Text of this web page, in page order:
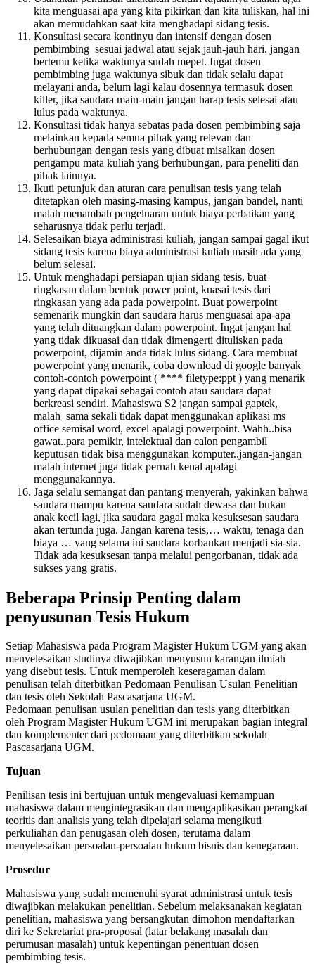
kita menguasai apa yang kita pikirkan dan kita tuliskan, hal ini
akan memudahkan saat kita menghadapi sidang tesis.
Konsultasi secara kontinyu dan intensif dengan dosen
pembimbing sesuai jadwal atau sejak jauh-jauh hari. jangan
bertemu ketika waktunya sudah mepet. Ingat dosen
pembimbing juga waktunya sibuk dan tidak selalu dapat
melayani anda, belum lagi kalau dosennya termasuk dosen
killer, jika saudara main-main jangan harap tesis selesai atau
lulus pada waktunya.
Konsultasi tidak hanya sebatas pada dosen pembimbing saja
melainkan kepada semua pihak yang relevan dan
berhubungan dengan tesis yang dibuat misalkan dosen
pengampu mata kuliah yang berhubungan, para peneliti dan
pihak lainnya.
Ikuti petunjuk dan aturan cara penulisan tesis yang telah
ditetapkan oleh masing-masing kampus, jangan bandel, nanti
malah menambah pengeluaran untuk biaya perbaikan yang
seharusnya tidak perlu terjadi.
Selesaikan biaya administrasi kuliah, jangan sampai gagal ikut
sidang tesis karena biaya administrasi kuliah masih ada yang
belum selesai.
Untuk menghadapi persiapan ujian sidang tesis, buat
ringkasan dalam bentuk power point, kuasai tesis dari
ringkasan yang ada pada powerpoint. Buat powerpoint
semenarik mungkin dan saudara harus menguasai apa-apa
yang telah dituangkan dalam powerpoint. Ingat jangan hal
yang tidak dikuasai dan tidak dimengerti dituliskan pada
powerpoint, dijamin anda tidak lulus sidang. Cara membuat
powerpoint yang menarik, coba download di google banyak
contoh-contoh powerpoint ( **** filetype:ppt ) yang menarik
yang dapat dipakai sebagai contoh atau saudara dapat
berkreasi sendiri. Mahasiswa S2 jangan sampai gaptek,
malah sama sekali tidak dapat menggunakan aplikasi ms
office semisal word, excel apalagi powerpoint. Wahh..bisa
gawat..para pemikir, intelektual dan calon pengambil
keputusan tidak bisa menggunakan komputer..jangan-jangan
malah internet juga tidak pernah kenal apalagi
menggunakannya.
Jaga selalu semangat dan pantang menyerah, yakinkan bahwa
saudara mampu karena saudara sudah dewasa dan bukan
anak kecil lagi, jika saudara gagal maka kesuksesan saudara
akan tertunda juga. Jangan karena tesis,… waktu, tenaga dan
biaya … yang selama ini saudara korbankan menjadi sia-sia.
Tidak ada kesuksesan tanpa melalui pengorbanan, tidak ada
sukses yang gratis.
Beberapa Prinsip Penting dalam
penyusunan Tesis Hukum
Setiap Mahasiswa pada Program Magister Hukum UGM yang akan
menyelesaikan studinya diwajibkan menyusun karangan ilmiah
yang disebut tesis. Untuk memperoleh keseragaman dalam
penulisan telah diterbitkan Pedomaan Penulisan Usulan Penelitian
dan tesis oleh Sekolah Pascasarjana UGM.
Pedomaan penulisan usulan penelitian dan tesis yang diterbitkan
oleh Program Magister Hukum UGM ini merupakan bagian integral
dan komplementer dari pedomaan yang diterbitkan sekolah
Pascasarjana UGM.
Tujuan
Penilisan tesis ini bertujuan untuk mengevaluasi kemampuan
mahasiswa dalam mengintegrasikan dan mengaplikasikan perangkat
teoritis dan analisis yang telah dipelajari selama mengikuti
perkuliahan dan penugasan oleh dosen, terutama dalam
menyelesaikan persoalan-persoalan hukum bisnis dan kenegaraan.
Prosedur
Mahasiswa yang sudah memenuhi syarat administrasi untuk tesis
diwajibkan melakukan penelitian. Sebelum melaksanakan kegiatan
penelitian, mahasiswa yang bersangkutan dimohon mendaftarkan
diri ke Sekretariat pra-proposal (latar belakang masalah dan
perumusan masalah) untuk kepentingan penentuan dosen
pembimbing tesis.